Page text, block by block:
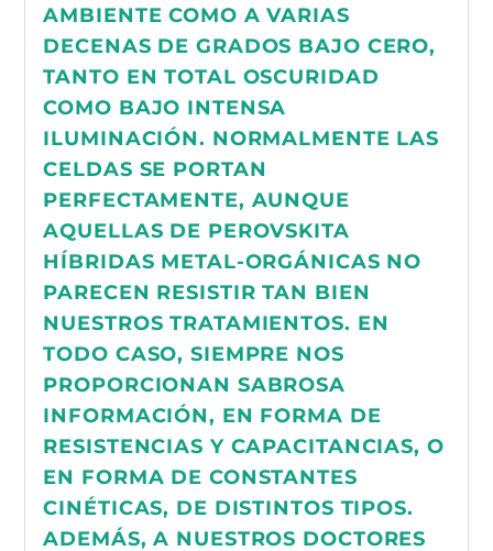
AMBIENTE COMO A VARIAS
DECENAS DE GRADOS BAJO CERO,
TANTO EN TOTAL OSCURIDAD
COMO BAJO INTENSA
ILUMINACIÓN. NORMALMENTE LAS
CELDAS SE PORTAN
PERFECTAMENTE, AUNQUE
AQUELLAS DE PEROVSKITA
HÍBRIDAS METAL-ORGÁNICAS NO
PARECEN RESISTIR TAN BIEN
NUESTROS TRATAMIENTOS. EN
TODO CASO, SIEMPRE NOS
PROPORCIONAN SABROSA
INFORMACIÓN, EN FORMA DE
RESISTENCIAS Y CAPACITANCIAS, O
EN FORMA DE CONSTANTES
CINÉTICAS, DE DISTINTOS TIPOS.
ADEMÁS, A NUESTROS DOCTORES